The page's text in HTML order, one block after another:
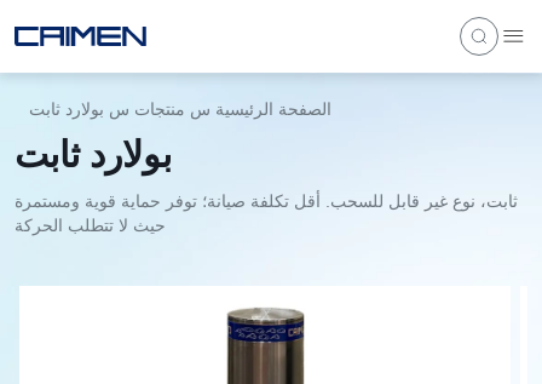
الصفحة الرئيسية س منتجات س بولارد ثابت
بولارد ثابت
ثابت، نوع غير قابل للسحب. أقل تكلفة صيانة؛ توفر حماية قوية ومستمرة
حيث لا تتطلب الحركة